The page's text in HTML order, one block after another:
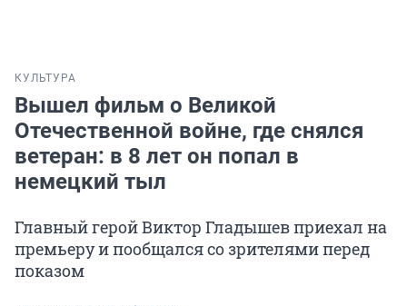
КУЛЬТУРА
Вышел фильм о Великой
Отечественной войне, где снялся
ветеран: в 8 лет он попал в
немецкий тыл
Главный герой Виктор Гладышев приехал на
премьеру и пообщался со зрителями перед
показом